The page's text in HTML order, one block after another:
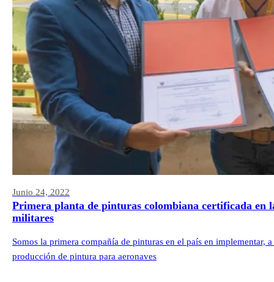
Junio 24, 2022
Primera planta de pinturas colombiana certificada en
militares
Somos la primera compañía de pinturas en el país en implementar,
producción de pintura para aeronaves